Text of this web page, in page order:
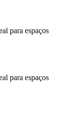
para espaços
para espaços